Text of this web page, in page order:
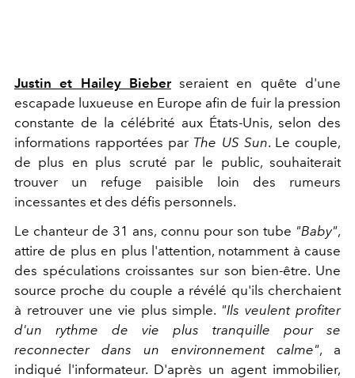
Justin et Hailey Bieberseraient en quête d'une
escapade luxueuse en Europe afin de fuir la pression
constante de la célébrité aux États-Unis, selon des
informations rapportées par The US Sun. Le couple,
de plus en plus scruté par le public, souhaiterait
trouver un refuge paisible loin des rumeurs
incessantes et des défis personnels.
Le chanteur de 31 ans, connu pour son tube "Baby",
attire de plus en plus l'attention, notamment à cause
des spéculations croissantes sur son bien-être. Une
source proche du couple a révélé qu'ils cherchaient
à retrouver une vie plus simple. "Ils veulent profiter
d'un rythme de vie plus tranquille pour se
reconnecter dans un environnement calme", a
indiqué l'informateur. D'après un agent immobilier,